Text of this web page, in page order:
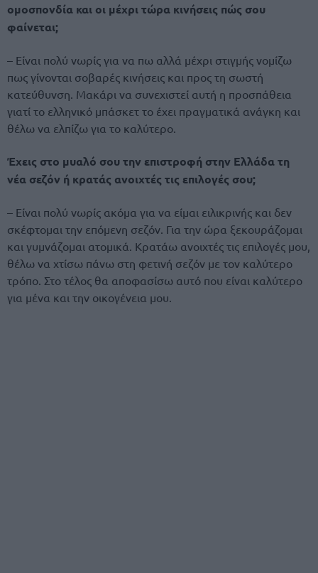
ομοσπονδία και οι μέχρι τώρα κινήσεις πώς σου
φαίνεται;
– Είναι πολύ νωρίς για να πω αλλά μέχρι στιγμής νομίζω
πως γίνονται σοβαρές κινήσεις και προς τη σωστή
κατεύθυνση. Μακάρι να συνεχιστεί αυτή η προσπάθεια
γιατί το ελληνικό μπάσκετ το έχει πραγματικά ανάγκη και
θέλω να ελπίζω για το καλύτερο.
Έχεις στο μυαλό σου την επιστροφή στην Ελλάδα τη
νέα σεζόν ή κρατάς ανοιχτές τις επιλογές σου;
– Είναι πολύ νωρίς ακόμα για να είμαι ειλικρινής και δεν
σκέφτομαι την επόμενη σεζόν. Για την ώρα ξεκουράζομαι
και γυμνάζομαι ατομικά. Κρατάω ανοιχτές τις επιλογές μου,
θέλω να χτίσω πάνω στη φετινή σεζόν με τον καλύτερο
τρόπο. Στο τέλος θα αποφασίσω αυτό που είναι καλύτερο
για μένα και την οικογένεια μου.